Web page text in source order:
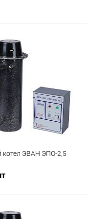
котел ЭВАН ЭПО-2,5
В корзину